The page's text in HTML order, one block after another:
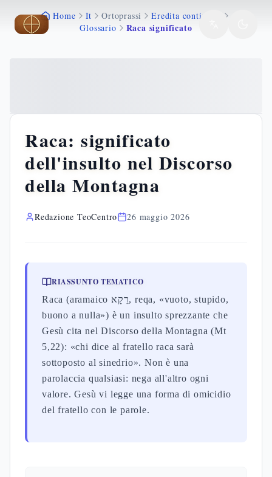
Vai al contenuto principale
Home It Ortoprassi
Eredita continuita
Glossario
Raca significato
Raca: significato
dell'insulto nel Discorso
della Montagna
Redazione TeoCentro 26 maggio 2026
RIASSUNTO TEMATICO
Raca (aramaico רֵקָא, reqa, «vuoto, stupido,
buono a nulla») è un insulto sprezzante che
Gesù cita nel Discorso della Montagna (Mt
5,22): «chi dice al fratello raca sarà
sottoposto al sinedrio». Non è una
parolaccia qualsiasi: nega all'altro ogni
valore. Gesù vi legge una forma di omicidio
del fratello con le parole.
Vai al contenuto principale